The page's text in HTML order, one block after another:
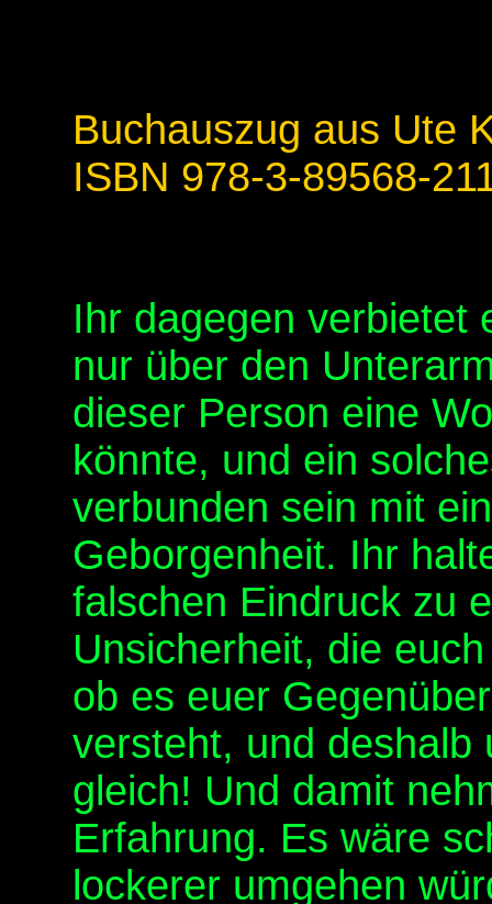
Buchauszug aus Ute
ISBN 978-3-89568-
Ihr dagegen verbietet
nur über den
dieser Person eine
könnte, und ein
verbunden sein mit
Geborgenheit. Ihr
falschen Eindruck zu
Unsicherheit, die
ob es euer
versteht, und deshalb
gleich! Und damit
Erfahrung. Es wäre
lockerer umgehen